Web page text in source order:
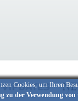
Cookies, um Ihren
zu der Verwendung von